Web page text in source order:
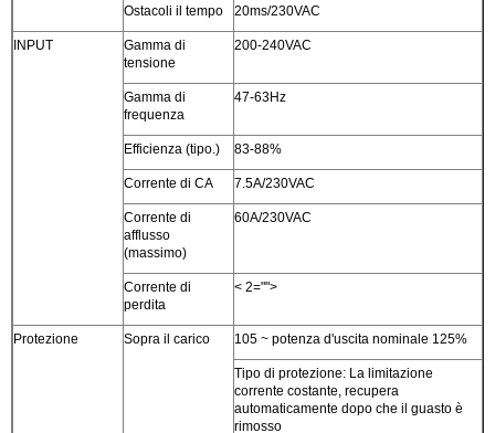
Ostacoli il tempo 20ms/230VAC
INPUT
Gamma di
tensione
200-240VAC
Gamma di
frequenza
47-63Hz
Efficienza (tipo.) 83-88%
Corrente di CA 7.5A/230VAC
Corrente di
afflusso
(massimo)
60A/230VAC
Corrente di
perdita
< 2="">
Protezione Sopra il carico 105 ~ potenza d'uscita nominale 125%
Tipo di protezione: La limitazione
corrente costante, recupera
automaticamente dopo che il guasto è
rimosso